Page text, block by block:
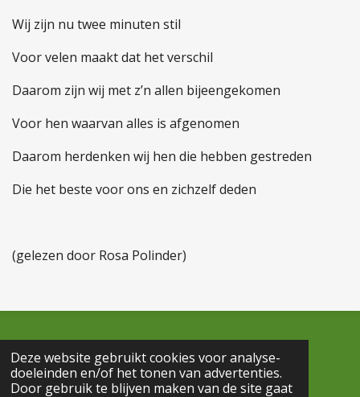
Deze website gebruikt cookies voor analyse-
doeleinden en/of het tonen van advertenties.
Door gebruik te blijven maken van de site gaat
Wij zijn nu twee minuten stil
Voor velen maakt dat het verschil
Daarom zijn wij met z’n allen bijeengekomen
Voor hen waarvan alles is afgenomen
Daarom herdenken wij hen die hebben gestreden
Die het beste voor ons en zichzelf deden
(gelezen door Rosa Polinder)
© 2026 de Pioniers
Powered by JouwWeb